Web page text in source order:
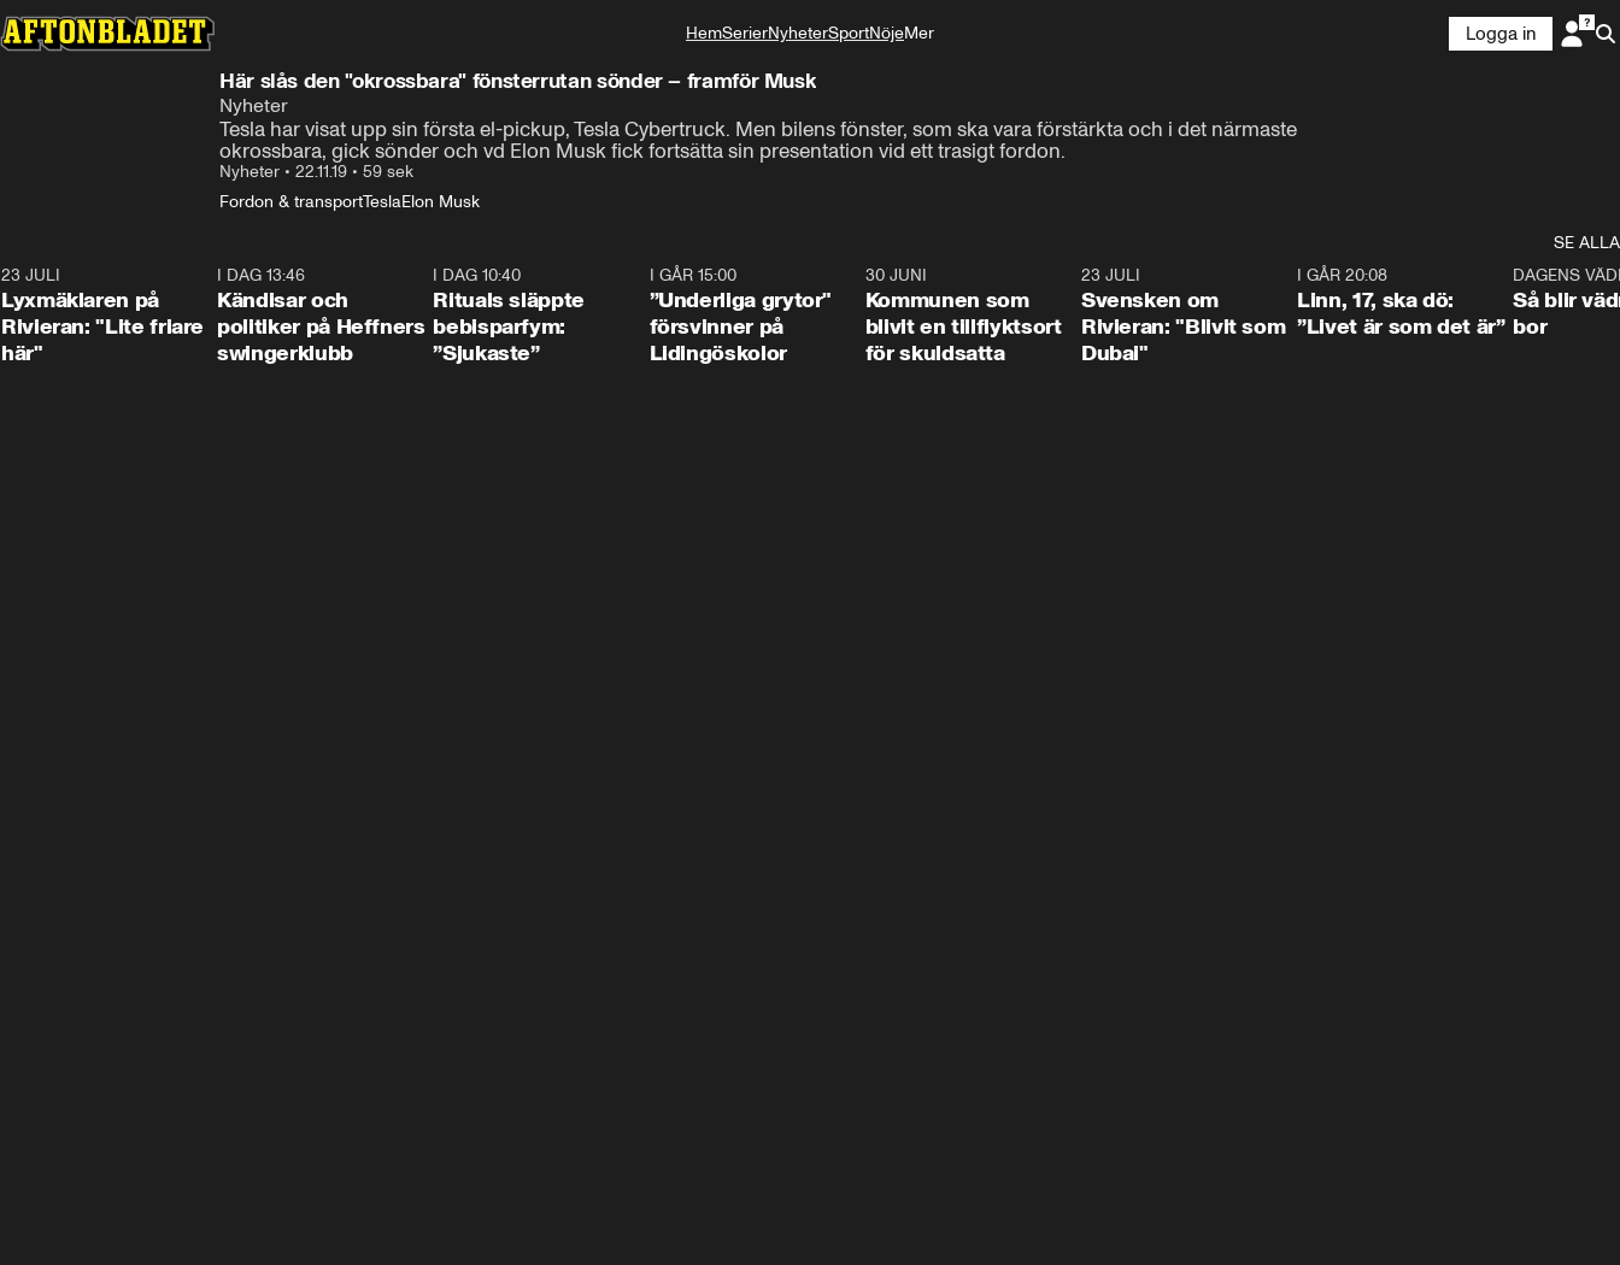
HemSerierNyheterSportNöjeMer
Logga in
Här slås den "okrossbara" fönsterrutan sönder – framför Musk
Nyheter
Tesla har visat upp sin första el-pickup, Tesla Cybertruck. Men bilens fönster, som ska vara förstärkta och i det närmaste
okrossbara, gick sönder och vd Elon Musk fick fortsätta sin presentation vid ett trasigt fordon.
Nyheter • 22.11.19 • 59 sek
Fordon & transportTeslaElon Musk
SE ALLA
23 JULI
Lyxmäklaren på
Rivieran: "Lite friare
här"
I DAG 13:46
Kändisar och
politiker på Heffners
swingerklubb
I DAG 10:40
Rituals släppte
bebisparfym:
”Sjukaste”
I GÅR 15:00
”Underliga grytor"
försvinner på
Lidingöskolor
30 JUNI
Kommunen som
blivit en tillflyktsort
för skuldsatta
23 JULI
Svensken om
Rivieran: "Blivit som
Dubai"
I GÅR 20:08
Linn, 17, ska dö:
”Livet är som det är”
DAGENS
Så blir
bor